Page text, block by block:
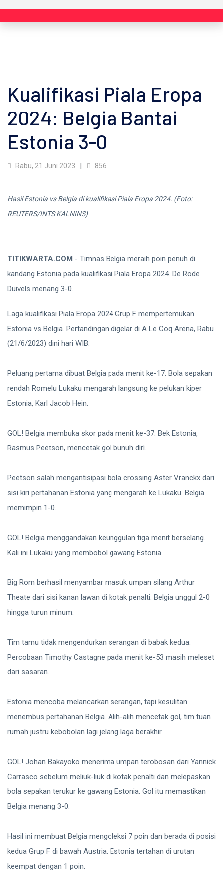
Kualifikasi Piala Eropa
2024: Belgia Bantai
Estonia 3-0
Rabu, 21 Juni 2023 856
Hasil Estonia vs Belgia di kualifikasi Piala Eropa 2024. (Foto:
REUTERS/INTS KALNINS)
TITIKWARTA.COM - Timnas Belgia meraih poin penuh di
kandang Estonia pada kualifikasi Piala Eropa 2024. De Rode
Duivels menang 3-0.
Laga kualifikasi Piala Eropa 2024 Grup F mempertemukan
Estonia vs Belgia. Pertandingan digelar di A Le Coq Arena, Rabu
(21/6/2023) dini hari WIB.
Peluang pertama dibuat Belgia pada menit ke-17. Bola sepakan
rendah Romelu Lukaku mengarah langsung ke pelukan kiper
Estonia, Karl Jacob Hein.
GOL! Belgia membuka skor pada menit ke-37. Bek Estonia,
Rasmus Peetson, mencetak gol bunuh diri.
Peetson salah mengantisipasi bola crossing Aster Vranckx dari
sisi kiri pertahanan Estonia yang mengarah ke Lukaku. Belgia
memimpin 1-0.
GOL! Belgia menggandakan keunggulan tiga menit berselang.
Kali ini Lukaku yang membobol gawang Estonia.
Big Rom berhasil menyambar masuk umpan silang Arthur
Theate dari sisi kanan lawan di kotak penalti. Belgia unggul 2-0
hingga turun minum.
Tim tamu tidak mengendurkan serangan di babak kedua.
Percobaan Timothy Castagne pada menit ke-53 masih meleset
dari sasaran.
Estonia mencoba melancarkan serangan, tapi kesulitan
menembus pertahanan Belgia. Alih-alih mencetak gol, tim tuan
rumah justru kebobolan lagi jelang laga berakhir.
GOL! Johan Bakayoko menerima umpan terobosan dari Yannick
Carrasco sebelum meliuk-liuk di kotak penalti dan melepaskan
bola sepakan terukur ke gawang Estonia. Gol itu memastikan
Belgia menang 3-0.
Hasil ini membuat Belgia mengoleksi 7 poin dan berada di posisi
kedua Grup F di bawah Austria. Estonia tertahan di urutan
keempat dengan 1 poin.